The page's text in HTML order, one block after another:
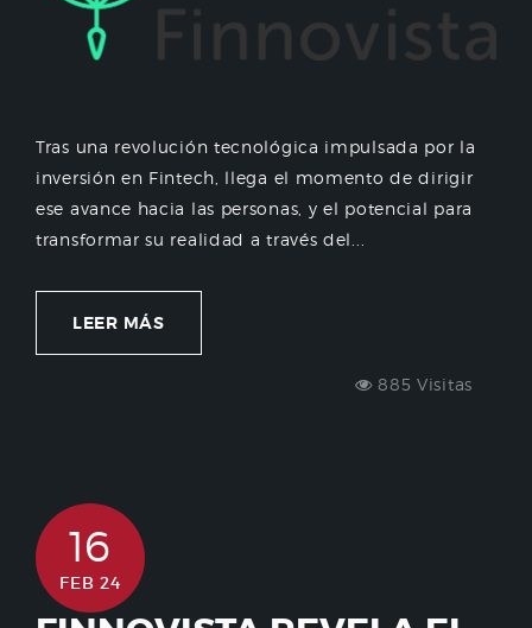
Tras una revolución tecnológica impulsada por la
inversión en Fintech, llega el momento de dirigir
ese avance hacia las personas, y el potencial para
transformar su realidad a través del...
LEER MÁS
885 Visitas
16
FEB 24